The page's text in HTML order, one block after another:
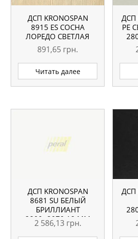
ДСП KRONOSPAN
8915 ES СОСНА
ЛОРЕДО СВЕТЛАЯ
2750×1830 18 ММ
891,65 грн.
Читать далее
ДСП
РЕ
ДСП KRONOSPAN
8681 SU БЕЛЫЙ
БРИЛЛИАНТ
2800×2070 18 ММ
2 586,13 грн.
ДСП